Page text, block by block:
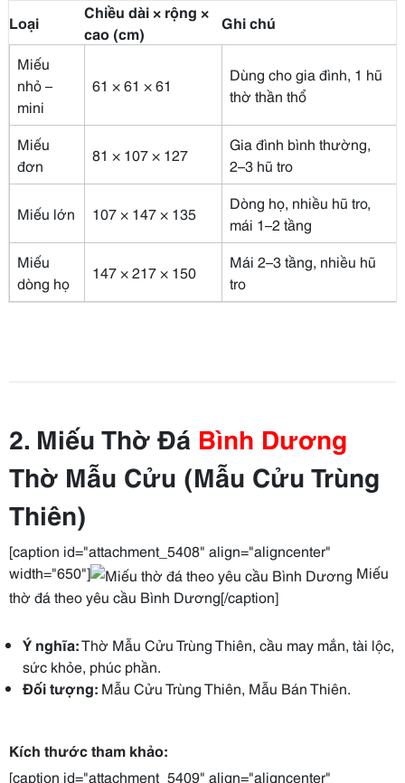
Loại
Chiều dài × rộng ×
cao (cm)
Ghi chú
Miếu
nhỏ –
mini
61 × 61 × 61
Dùng cho gia đình, 1 hũ
thờ thần thổ
Miếu
đơn
81 × 107 × 127
Gia đình bình thường,
2–3 hũ tro
Miếu lớn 107 × 147 × 135
Dòng họ, nhiều hũ tro,
mái 1–2 tầng
Miếu
dòng họ
147 × 217 × 150
Mái 2–3 tầng, nhiều hũ
tro
2. Miếu Thờ Đá Bình Dương
Thờ Mẫu Cửu (Mẫu Cửu Trùng
Thiên)
[caption id="attachment_5408" align="aligncenter"
width="650"]
Miếu
thờ đá theo yêu cầu Bình Dương[/caption]
Ý nghĩa:Thờ Mẫu Cửu Trùng Thiên, cầu may mắn, tài lộc,
sức khỏe, phúc phần.
Đối tượng: Mẫu Cửu Trùng Thiên, Mẫu Bán Thiên.
Kích thước tham khảo:
[caption id="attachment_5409" align="aligncenter"